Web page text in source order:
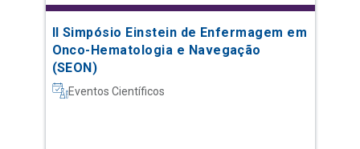
II Simpósio Einstein de Enfermagem em
Onco-Hematologia e Navegação
(SEON)
Eventos Científicos